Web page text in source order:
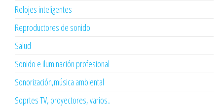
Relojes inteligentes
Reproductores de sonido
Salud
Sonido e iluminación profesional
Sonorización,música ambiental
Soprtes TV, proyectores, varios..